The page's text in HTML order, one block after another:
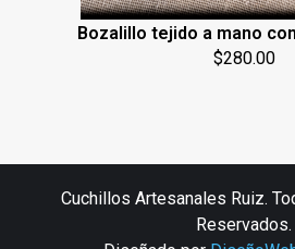
Bozalillo tejido a mano
$280.00
Cuchillos Artesanales Ruiz.
Reservados.